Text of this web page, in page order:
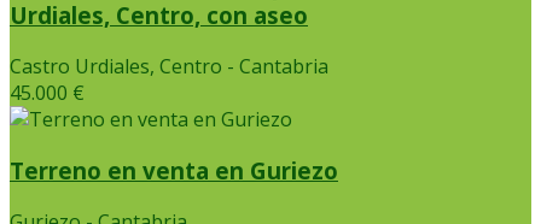
Urdiales, Centro, con aseo
Castro Urdiales, Centro - Cantabria
45.000 €
Terreno en venta en Guriezo